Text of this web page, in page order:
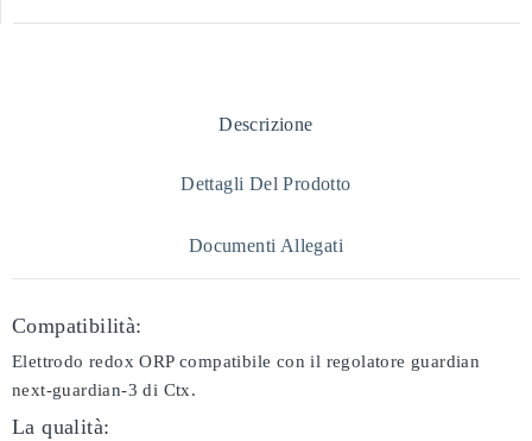
Descrizione
Dettagli Del Prodotto
Documenti Allegati
Compatibilità:
Elettrodo redox ORP compatibile con il regolatore guardian
next-guardian-3 di Ctx.
La qualità: